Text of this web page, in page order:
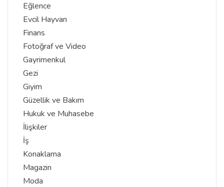
Eğlence
Evcil Hayvan
Finans
Fotoğraf ve Video
Gayrimenkul
Gezi
Giyim
Güzellik ve Bakım
Hukuk ve Muhasebe
İlişkiler
İş
Konaklama
Magazin
Moda